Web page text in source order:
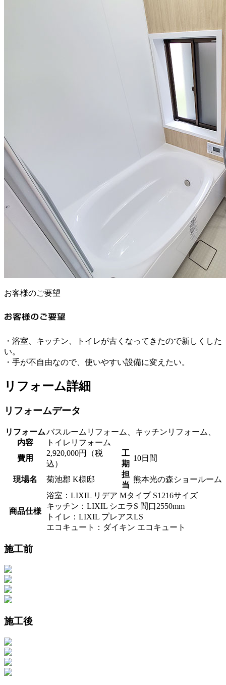
お客様のご要望
・浴室、キッチン、トイレが古くなってきたので新しくした
い。
・手が不自由なので、使いやすい設備に変えたい。
リフォーム詳細
リフォームデータ
リフォーム
内容
バスルームリフォーム、キッチンリフォーム、
トイレリフォーム
費用
2,920,000円（税
込）
工
期
10日間
現場名 菊池郡 K様邸
担
当
熊本光の森ショールーム
商品仕様
浴室：LIXIL リデア Mタイプ S1216サイズ
キッチン：LIXIL シエラS 間口2550mm
トイレ：LIXIL プレアスLS
エコキュート：ダイキン エコキュート
施工前
施工後